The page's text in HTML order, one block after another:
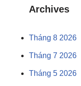
Archives
Tháng 8 2026
Tháng 7 2026
Tháng 5 2026